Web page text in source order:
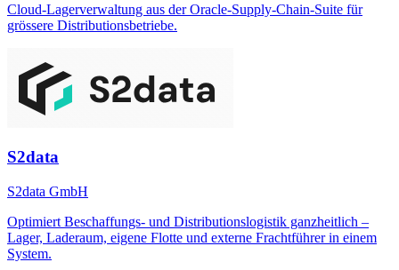
Cloud-Lagerverwaltung aus der Oracle-Supply-Chain-Suite für
grössere Distributionsbetriebe.
S2data
S2data GmbH
Optimiert Beschaffungs- und Distributionslogistik ganzheitlich –
Lager, Laderaum, eigene Flotte und externe Frachtführer in einem
System.